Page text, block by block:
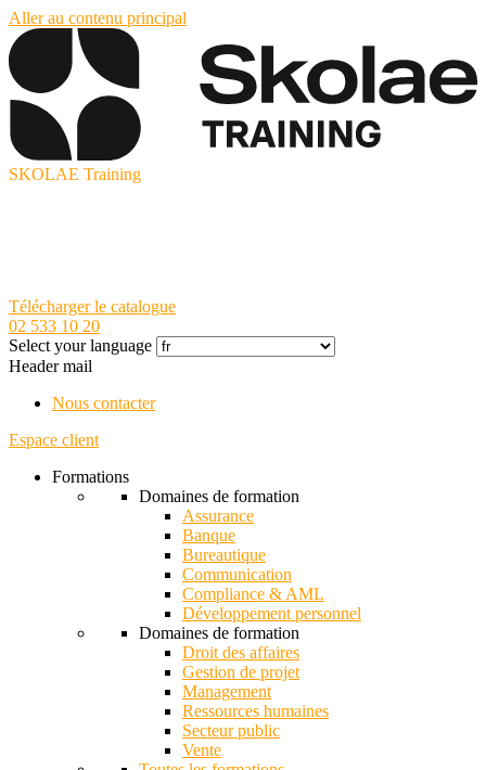
Aller au contenu principal
SKOLAE Training
Télécharger le catalogue
02 533 10 20
Select your language
Header mail
Nous contacter
Espace client
Formations
Domaines de formation
Assurance
Banque
Bureautique
Communication
Compliance & AML
Développement personnel
Domaines de formation
Droit des affaires
Gestion de projet
Management
Ressources humaines
Secteur public
Vente